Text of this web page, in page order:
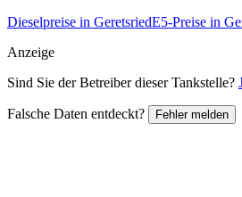
Dieselpreise in GeretsriedE5-Preise in
Anzeige
Sind Sie der Betreiber dieser Tankstelle?
Falsche Daten entdeckt? Fehler melden